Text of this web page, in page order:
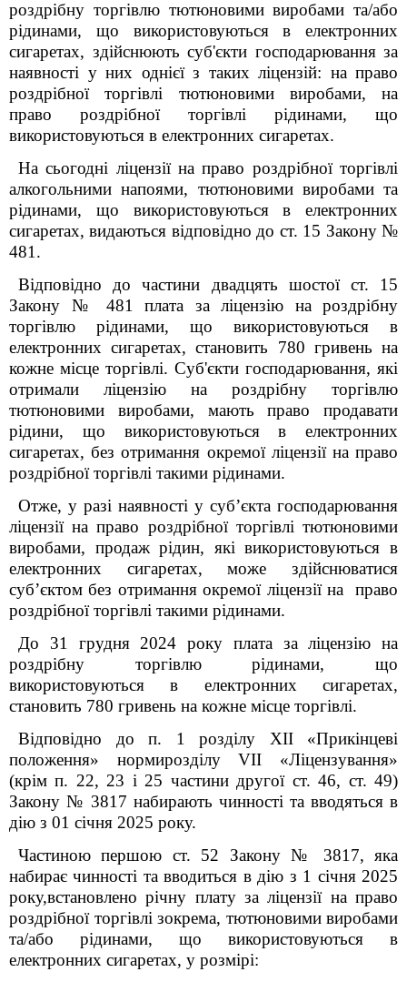
роздрібну торгівлю тютюновими виробами та/або
рідинами, що використовуються в електронних
сигаретах, здійснюють суб'єкти господарювання за
наявності у них однієї з таких ліцензій: на право
роздрібної торгівлі тютюновими виробами, на
право роздрібної торгівлі рідинами, що
використовуються в електронних сигаретах.
На сьогодні ліцензії на право роздрібної торгівлі
алкогольними напоями, тютюновими виробами та
рідинами, що використовуються в електронних
сигаретах, видаються відповідно до ст. 15 Закону №
481.
Відповідно до частини двадцять шостої ст. 15
Закону № 481 плата за ліцензію на роздрібну
торгівлю рідинами, що використовуються в
електронних сигаретах, становить 780 гривень на
кожне місце торгівлі. Суб'єкти господарювання, які
отримали ліцензію на роздрібну торгівлю
тютюновими виробами, мають право продавати
рідини, що використовуються в електронних
сигаретах, без отримання окремої ліцензії на право
роздрібної торгівлі такими рідинами.
Отже, у разі наявності у суб’єкта господарювання
ліцензії на право роздрібної торгівлі тютюновими
виробами, продаж рідин, які використовуються в
електронних сигаретах, може здійснюватися
суб’єктом без отримання окремої ліцензії на право
роздрібної торгівлі такими рідинами.
До 31 грудня 2024 року плата за ліцензію на
роздрібну торгівлю рідинами, що
використовуються в електронних сигаретах,
становить 780 гривень на кожне місце торгівлі.
Відповідно до п. 1 розділу XII «Прикінцеві
положення» нормирозділу VII «Ліцензування»
(крім п. 22, 23 і 25 частини другої ст. 46, ст. 49)
Закону № 3817 набирають чинності та вводяться в
дію з 01 січня 2025 року.
Частиною першою ст. 52 Закону № 3817, яка
набирає чинності та вводиться в дію з 1 січня 2025
року,встановлено річну плату за ліцензії на право
роздрібної торгівлі зокрема, тютюновими виробами
та/або рідинами, що використовуються в
електронних сигаретах, у розмірі: